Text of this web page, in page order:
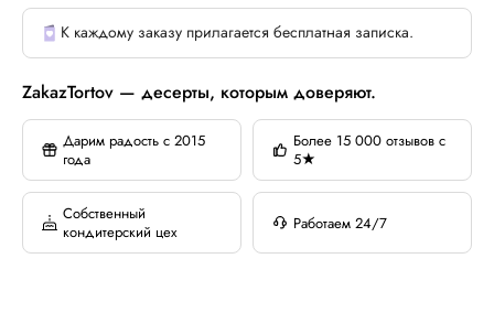
К каждому заказу прилагается бесплатная записка.
ZakazTortov — десерты, которым доверяют.
Дарим радость с 2015
года
Более 15 000 отзывов с
5★
Собственный
кондитерский цех
Работаем 24/7